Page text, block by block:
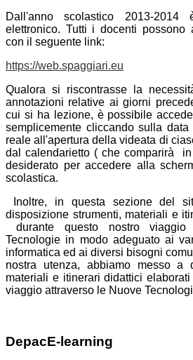
Dall'anno scolastico 2013-
elettronico. Tutti i docenti possono
con il seguente link:
https://web.spaggiari.eu
Qualora si riscontrasse la
annotazioni relative ai giorni
cui si ha lezione, è possibile
semplicemente cliccando sulla
reale all'apertura della videata di
dal calendarietto ( che comparirà
desiderato per accedere alla
scolastica.
Inoltre, in questa sezione del
disposizione strumenti, materiali e
durante questo nostro
Tecnologie in modo adeguato ai
informatica ed ai diversi bisogni
nostra utenza, abbiamo messo a
materiali e itinerari didattici
viaggio attraverso le Nuove
DepacE-learning